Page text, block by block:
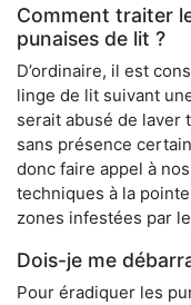
Comment traiter
punaises de lit ?
D’ordinaire, il est
linge de lit suivant
serait abusé de laver
sans présence
donc faire appel à
techniques à la
zones infestées par
Dois-je me
Pour éradiquer les